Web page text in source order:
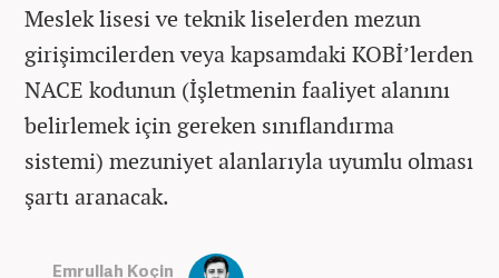
Meslek lisesi ve teknik liselerden mezun
girişimcilerden veya kapsamdaki KOBİ’lerden
NACE kodunun (İşletmenin faaliyet alanını
belirlemek için gereken sınıflandırma
sistemi) mezuniyet alanlarıyla uyumlu olması
şartı aranacak.
Emrullah Koçin